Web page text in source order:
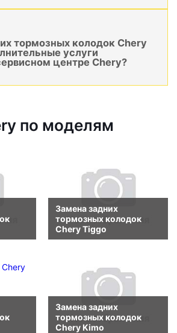
тормозных колодок Chery
услуги
центре Chery?
по моделям
Замена задних
тормозных колодок
Chery Tiggo
Замена задних
тормозных колодок
Chery Kimo